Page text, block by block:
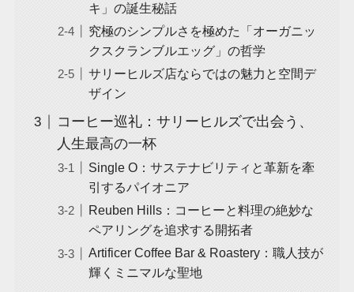
キ」の誕生秘話
究極のシンプルさを極めた「オーガニッ
クスクランブルエッグ」の哲学
サリーヒルズ店ならではの魅力と空間デ
ザイン
コーヒー巡礼：サリーヒルズで出会う、
人生最高の一杯
Single O：サステナビリティと革新を牽
引するパイオニア
Reuben Hills：コーヒーと料理の絶妙な
ペアリングを追求する開拓者
Artificer Coffee Bar & Roastery：職人技が
輝くミニマルな聖地